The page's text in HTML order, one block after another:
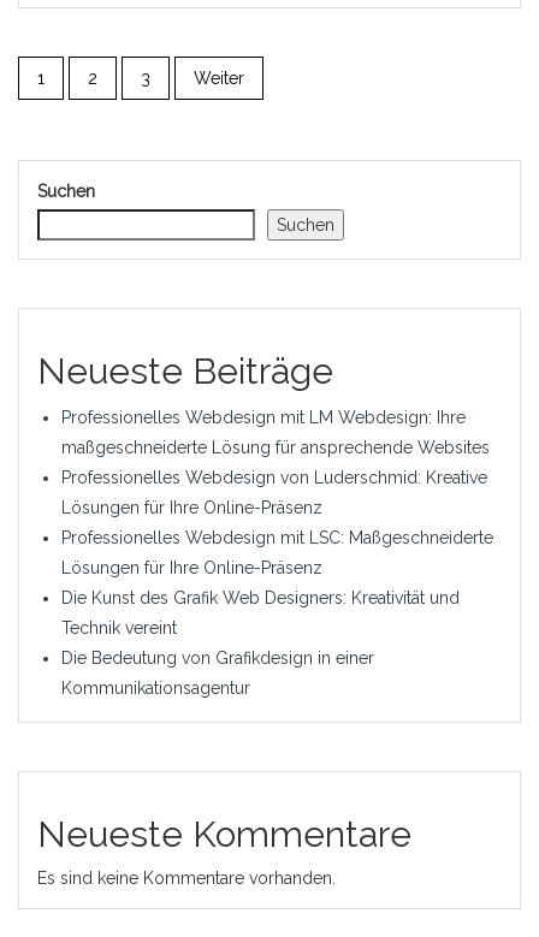
1 2 3 Weiter
Suchen
Suchen
Neueste Beiträge
Professionelles Webdesign mit LM Webdesign: Ihre
maßgeschneiderte Lösung für ansprechende Websites
Professionelles Webdesign von Luderschmid: Kreative
Lösungen für Ihre Online-Präsenz
Professionelles Webdesign mit LSC: Maßgeschneiderte
Lösungen für Ihre Online-Präsenz
Die Kunst des Grafik Web Designers: Kreativität und
Technik vereint
Die Bedeutung von Grafikdesign in einer
Kommunikationsagentur
Neueste Kommentare
Es sind keine Kommentare vorhanden.